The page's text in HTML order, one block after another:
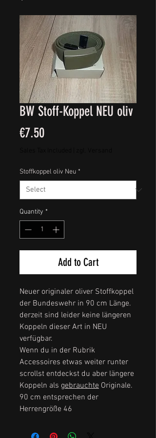
BW Stoff-Koppel NEU oliv
€7.50Price
Stoffkoppel oliv Neu *
Quantity *
Add to Cart
Neuer originaler oliver Stoffkoppel
der Bundeswehr in 90 cm Länge.
derzeit sind leider keine längeren
Koppeln dieser Art in NEU
verfügbar.
Wenn du in der Rubrik
Accessoires etwas weiter runter
scrollst entdeckst du aber längere
Koppeln als gebrauchte Originale.
90 cm entsprechen der
Herrengröße 46